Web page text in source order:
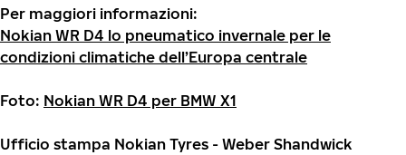
Per maggiori informazioni:
Nokian WR D4 lo pneumatico invernale per le
condizioni climatiche dell’Europa centrale
Foto: Nokian WR D4 per BMW X1
Ufficio stampa Nokian Tyres - Weber Shandwick